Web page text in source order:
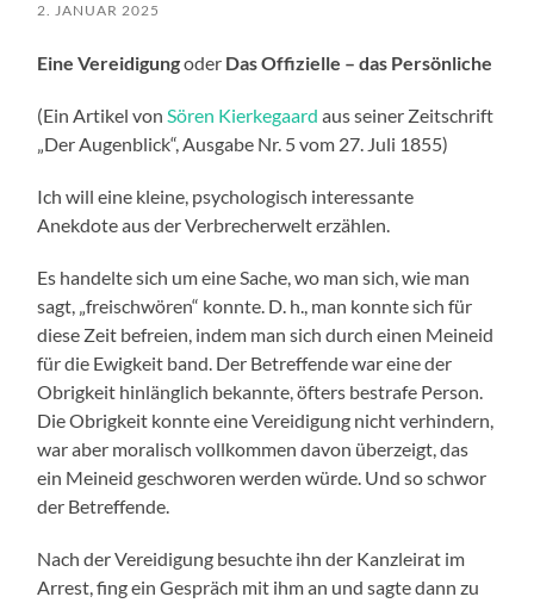
2. JANUAR 2025
Eine Vereidigungoder Das Offizielle – das Persönliche
(Ein Artikel vonSören Kierkegaard aus seiner Zeitschrift
„Der Augenblick“, Ausgabe Nr. 5 vom 27. Juli 1855)
Ich will eine kleine, psychologisch interessante
Anekdote aus der Verbrecherwelt erzählen.
Es handelte sich um eine Sache, wo man sich, wie man
sagt, „freischwören“ konnte. D. h., man konnte sich für
diese Zeit befreien, indem man sich durch einen Meineid
für die Ewigkeit band. Der Betreffende war eine der
Obrigkeit hinlänglich bekannte, öfters bestrafe Person.
Die Obrigkeit konnte eine Vereidigung nicht verhindern,
war aber moralisch vollkommen davon überzeigt, das
ein Meineid geschworen werden würde. Und so schwor
der Betreffende.
Nach der Vereidigung besuchte ihn der Kanzleirat im
Arrest, fing ein Gespräch mit ihm an und sagte dann zu